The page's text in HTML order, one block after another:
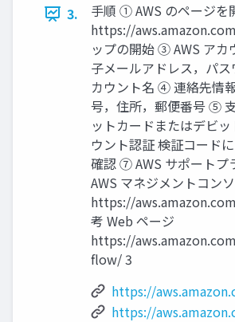
3.
手順 ① AWS のページを
https://
ップの開始 ③ AWS アカ
子メールアドレス，パス
カウント名 ④ 連絡先情
号，住所，郵便番号 ⑤
ットカードまたはデビ
ウント認証 検証コード
確認 ⑦ AWS サポート
AWS マネジメントコン
https://
考 Web ページ
https://
flow/ 3
https://
https://